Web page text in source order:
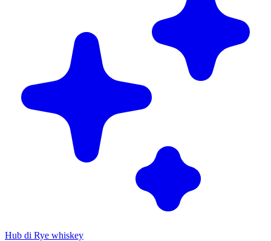
Hub di Rye whiskey